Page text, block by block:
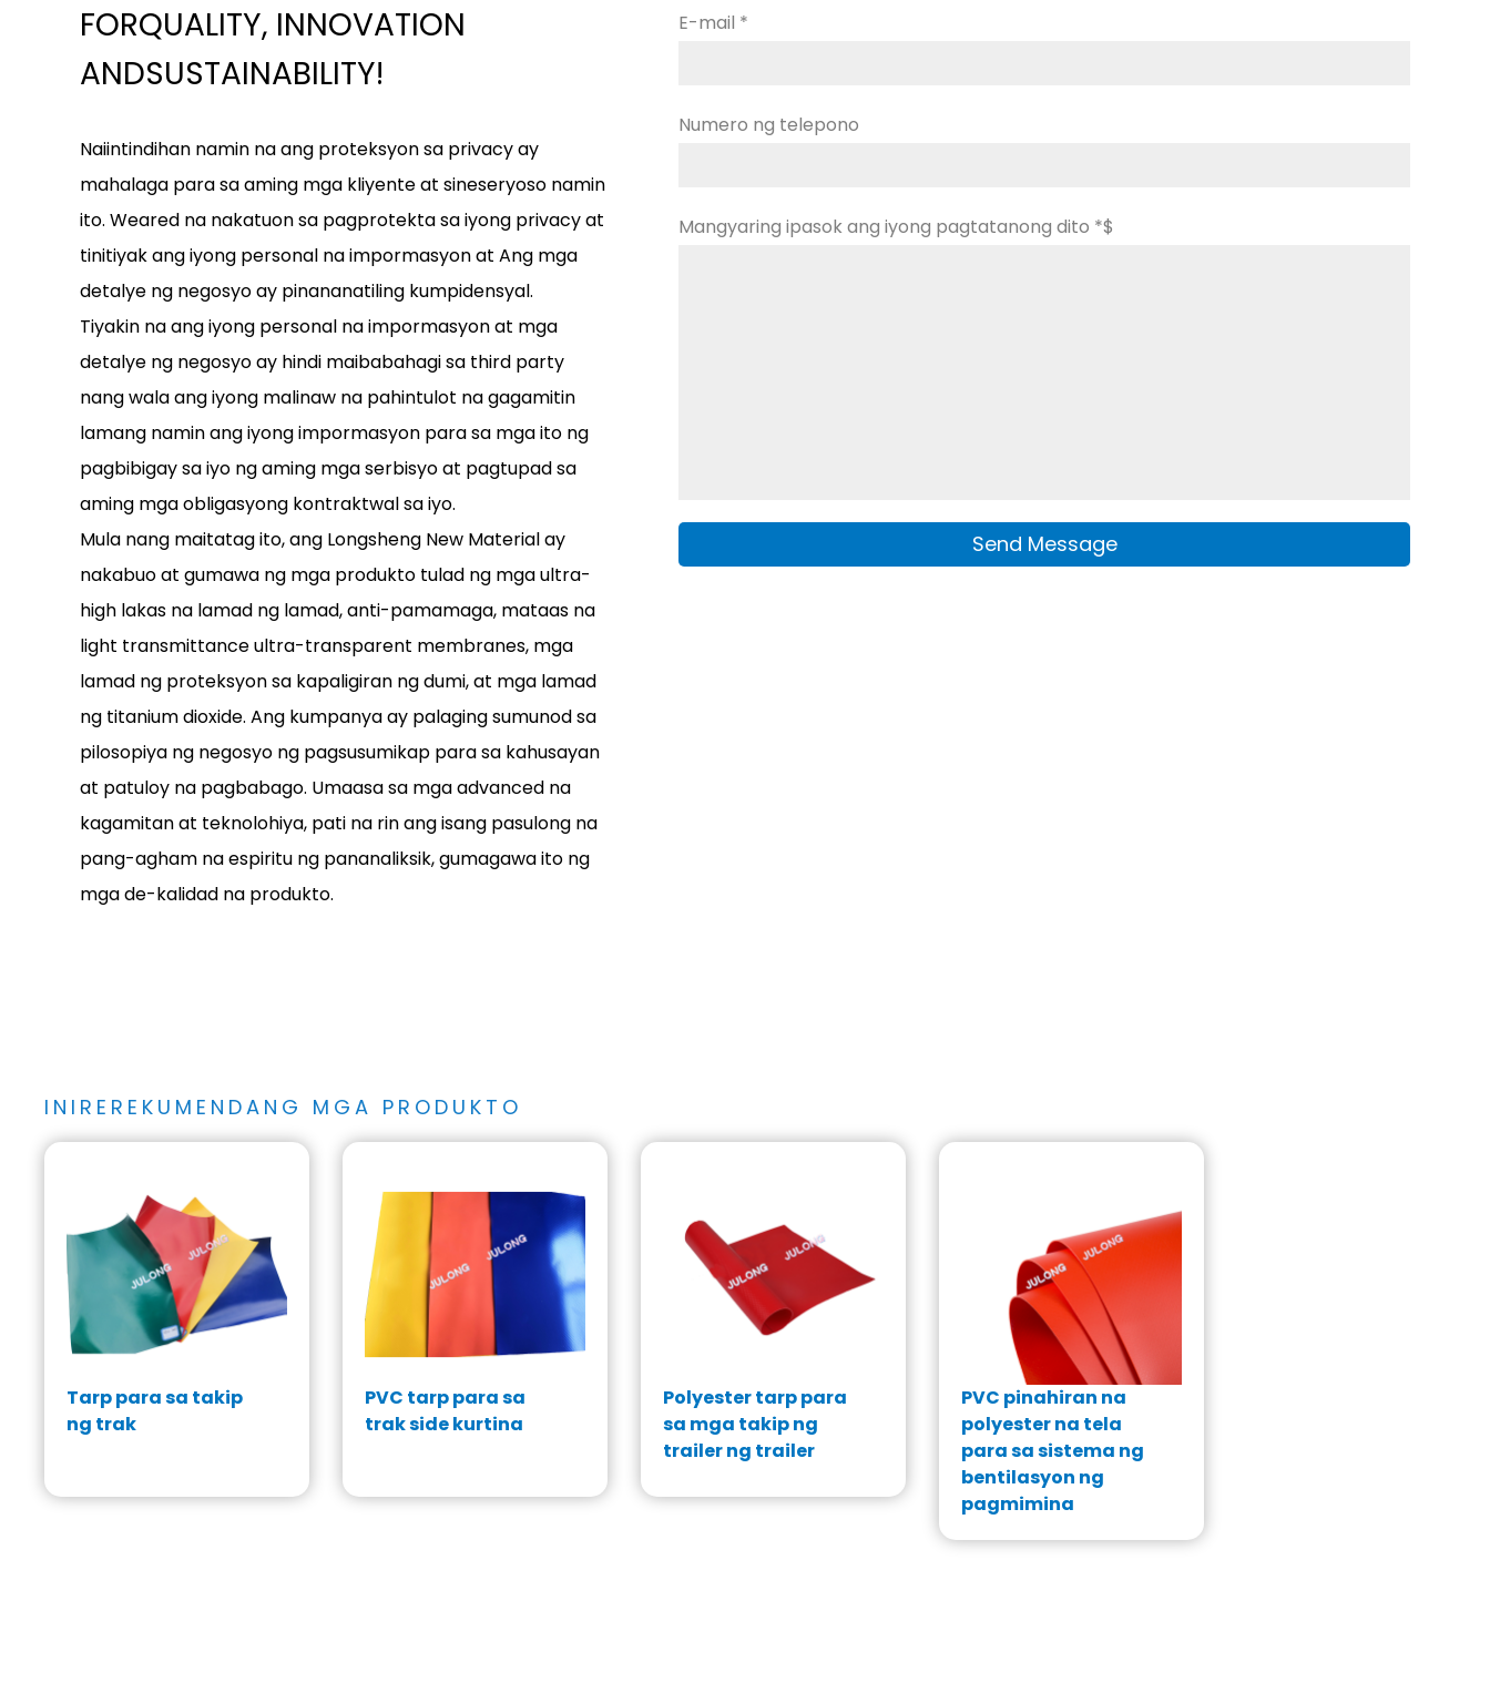
FORQUALITY, INNOVATION
ANDSUSTAINABILITY!
Naiintindihan namin na ang proteksyon sa privacy ay
mahalaga para sa aming mga kliyente at sineseryoso namin
ito. Weared na nakatuon sa pagprotekta sa iyong privacy at
tinitiyak ang iyong personal na impormasyon at Ang mga
detalye ng negosyo ay pinananatiling kumpidensyal.
Tiyakin na ang iyong personal na impormasyon at mga
detalye ng negosyo ay hindi maibabahagi sa third party
nang wala ang iyong malinaw na pahintulot na gagamitin
lamang namin ang iyong impormasyon para sa mga ito ng
pagbibigay sa iyo ng aming mga serbisyo at pagtupad sa
aming mga obligasyong kontraktwal sa iyo.
Mula nang maitatag ito, ang Longsheng New Material ay
nakabuo at gumawa ng mga produkto tulad ng mga ultra-
high lakas na lamad ng lamad, anti-pamamaga, mataas na
light transmittance ultra-transparent membranes, mga
lamad ng proteksyon sa kapaligiran ng dumi, at mga lamad
ng titanium dioxide. Ang kumpanya ay palaging sumunod sa
pilosopiya ng negosyo ng pagsusumikap para sa kahusayan
at patuloy na pagbabago. Umaasa sa mga advanced na
kagamitan at teknolohiya, pati na rin ang isang pasulong na
pang-agham na espiritu ng pananaliksik, gumagawa ito ng
mga de-kalidad na produkto.
E-mail *
Numero ng telepono
Mangyaring ipasok ang iyong pagtatanong dito *$
INIREREKUMENDANG MGA PRODUKTO
Tarp para sa takip
ng trak
PVC tarp para sa
trak side kurtina
Polyester tarp para
sa mga takip ng
trailer ng trailer
PVC pinahiran na
polyester na tela
para sa sistema ng
bentilasyon ng
pagmimina